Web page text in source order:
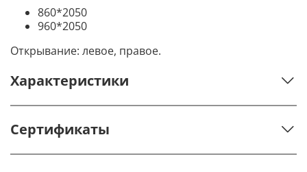
860*2050
960*2050
Открывание: левое, правое.
Характеристики
Сертификаты